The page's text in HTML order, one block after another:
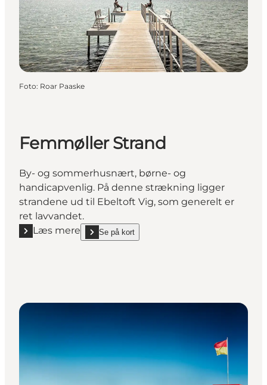
Foto: Roar Paaske
Femmøller Strand
By- og sommerhusnært, børne- og
handicapvenlig. På denne strækning ligger
strandene ud til Ebeltoft Vig, som generelt er
ret lavvandet.
Læs mere
Læs mere "Femmøller Strand"
Se på kort
show Femmøller Strand on_map